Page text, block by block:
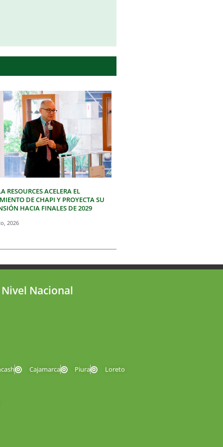
RESOURCES ACELERA EL
DE CHAPI Y PROYECTA SU
HACIA FINALES DE 2029
2026
Nacional
Cajamarca Piura Loreto